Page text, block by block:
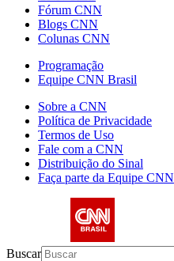
Fórum CNN
Blogs CNN
Colunas CNN
Programação
Equipe CNN Brasil
Sobre a CNN
Política de Privacidade
Termos de Uso
Fale com a CNN
Distribuição do Sinal
Faça parte da Equipe CNN
Buscar